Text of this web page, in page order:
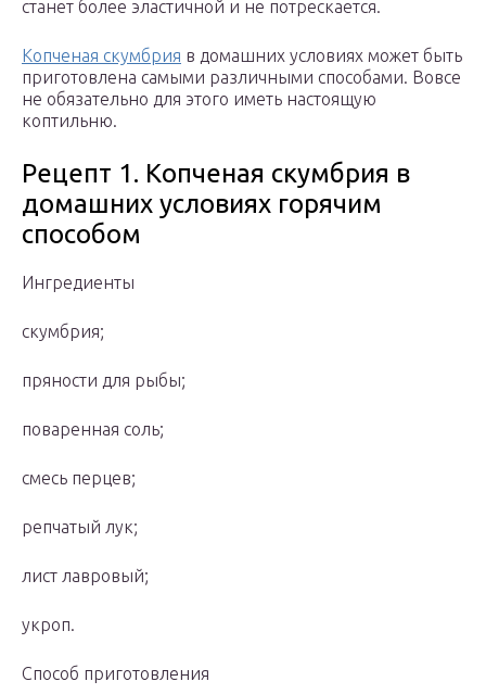
станет более эластичной и не потрескается.
Копченая скумбрия в домашних условиях может быть
приготовлена самыми различными способами. Вовсе
не обязательно для этого иметь настоящую
коптильню.
Рецепт 1. Копченая скумбрия в
домашних условиях горячим
способом
Ингредиенты
скумбрия;
пряности для рыбы;
поваренная соль;
смесь перцев;
репчатый лук;
лист лавровый;
укроп.
Способ приготовления